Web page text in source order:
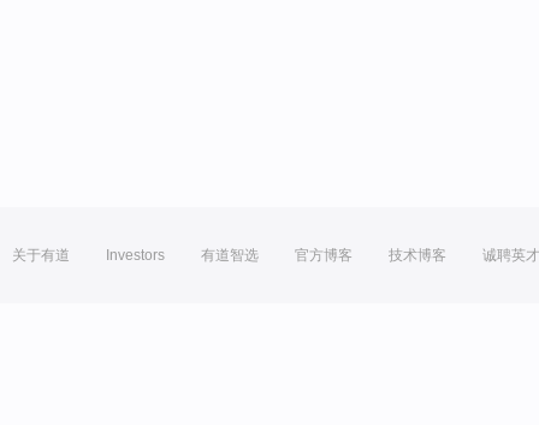
关于有道 Investors 有道智选 官方博客 技术博客 诚聘英才